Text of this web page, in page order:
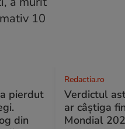
pierdut
din
Redactia.ro
Verdictul
ar câștiga
Mondial